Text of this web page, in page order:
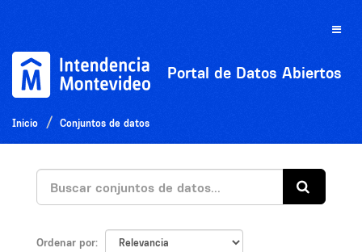
Toggle
Portal de Datos Abiertos
Inicio Conjuntos de datos
Ordenar por